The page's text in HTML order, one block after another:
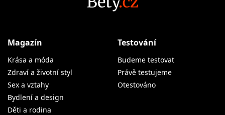
Magazín
Krása a móda
Zdraví a životní styl
Sex a vztahy
Bydlení a design
Děti a rodina
Testování
Budeme testovat
Právě testujeme
Otestováno